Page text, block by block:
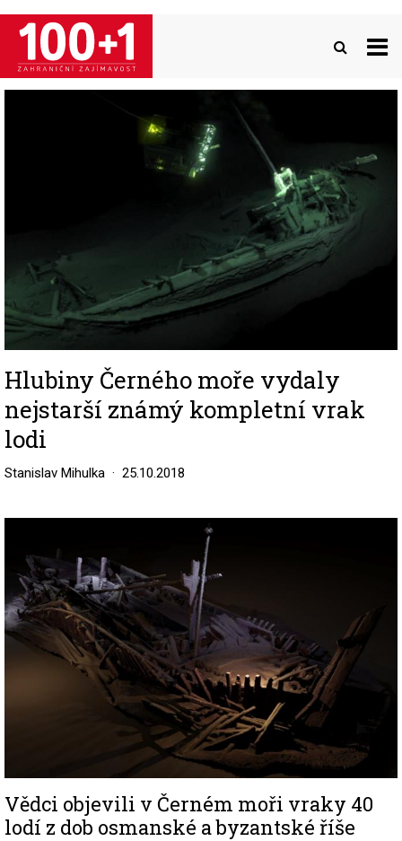
Přejít
hlavnímu
obsahu
Hlubiny Černého moře vydaly
nejstarší známý kompletní vrak
lodi
Stanislav Mihulka 25.10.2018
Vědci objevili v Černém moři vraky 40
lodí z dob osmanské a byzantské říše